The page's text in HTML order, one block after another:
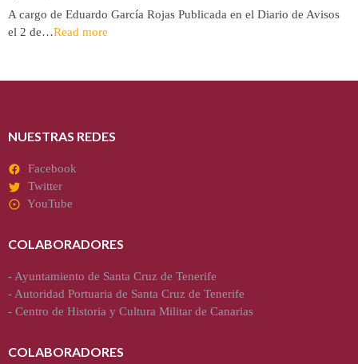
A cargo de Eduardo García Rojas Publicada en el Diario de Avisos
el 2 de…Read more
NUESTRAS REDES
Facebook
Twitter
YouTube
COLABORADORES
- Ayuntamiento de Santa Cruz de Tenerife
- Autoridad Portuaria de Santa Cruz de Tenerife
- Centro de Historia y Cultura Militar de Canarias
COLABORADORES